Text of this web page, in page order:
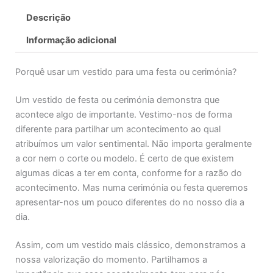
Descrição
Informação adicional
Porquê usar um vestido para uma festa ou cerimónia?
Um vestido de festa ou cerimónia demonstra que
acontece algo de importante. Vestimo-nos de forma
diferente para partilhar um acontecimento ao qual
atribuímos um valor sentimental. Não importa geralmente
a cor nem o corte ou modelo. É certo de que existem
algumas dicas a ter em conta, conforme for a razão do
acontecimento. Mas numa cerimónia ou festa queremos
apresentar-nos um pouco diferentes do no nosso dia a
dia.
Assim, com um vestido mais clássico, demonstramos a
nossa valorização do momento. Partilhamos a